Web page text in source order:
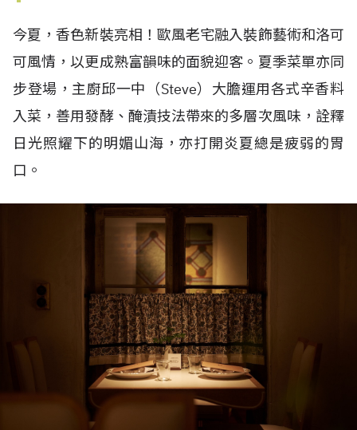
今夏，香色新裝亮相！歐風老宅融入裝飾藝術和洛可
可風情，以更成熟富韻味的面貌迎客。夏季菜單亦同
步登場，主廚邱一中（Steve）大膽運用各式辛香料
入菜，善用發酵、醃漬技法帶來的多層次風味，詮釋
日光照耀下的明媚山海，亦打開炎夏總是疲弱的胃
口。